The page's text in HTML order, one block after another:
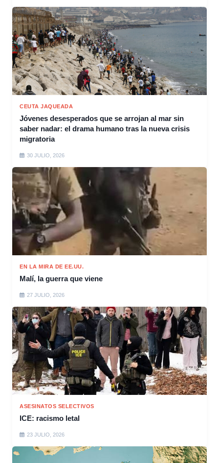
CEUTA JAQUEADA
Jóvenes desesperados que se arrojan al mar sin
saber nadar: el drama humano tras la nueva crisis
migratoria
30 JULIO, 2026
EN LA MIRA DE EE.UU.
Malí, la guerra que viene
27 JULIO, 2026
ASESINATOS SELECTIVOS
ICE: racismo letal
23 JULIO, 2026